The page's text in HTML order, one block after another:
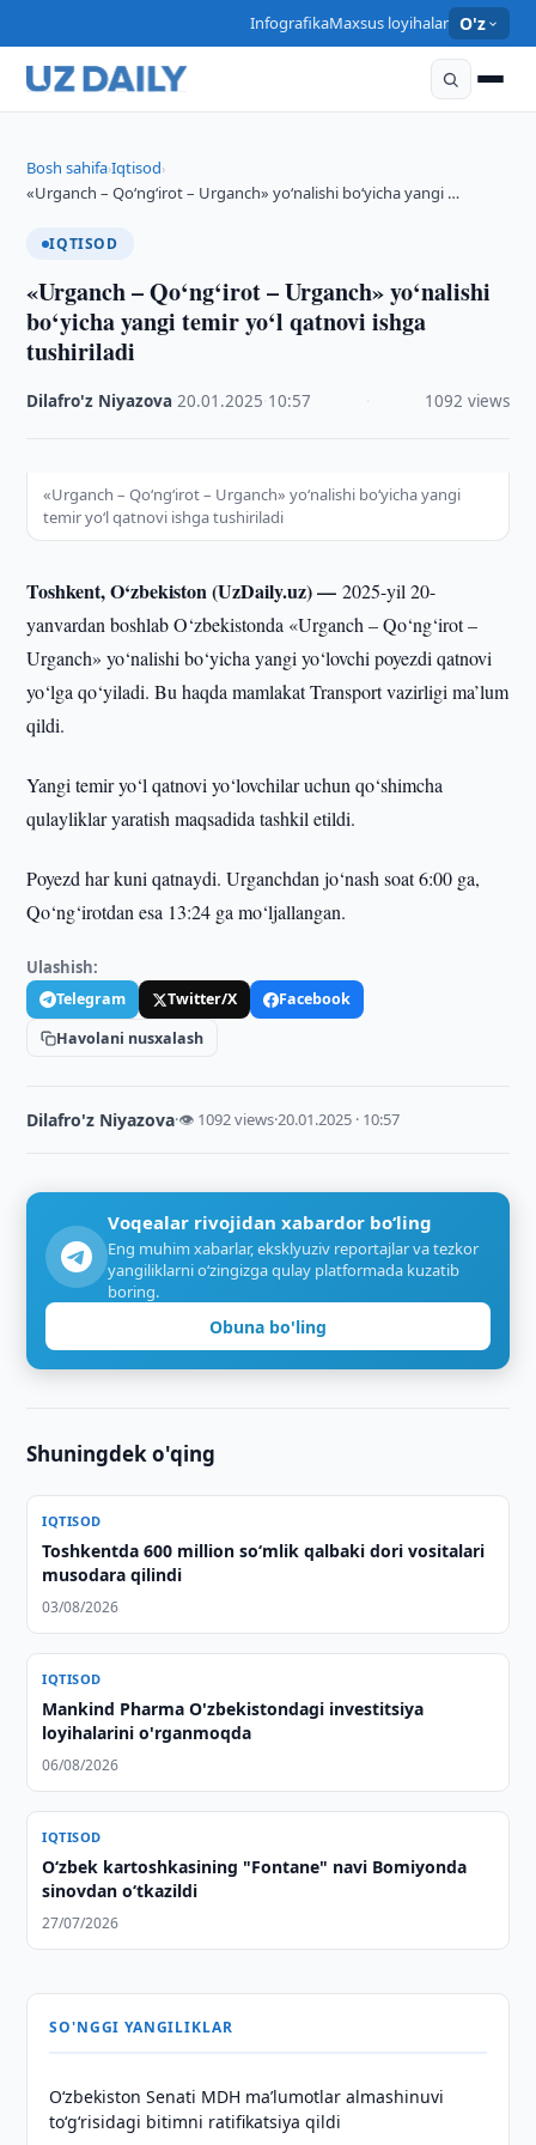
InfografikaMaxsus loyihalar O'z
Bosh sahifa›Iqtisod›
«Urganch – Qo‘ng‘irot – Urganch» yo‘nalishi bo‘yicha yangi …
IQTISOD
«Urganch – Qo‘ng‘irot – Urganch» yo‘nalishi
bo‘yicha yangi temir yo‘l qatnovi ishga
tushiriladi
Dilafro'z Niyazova ·20.01.2025 10:57 1092 views
«Urganch – Qo‘ng‘irot – Urganch» yo‘nalishi bo‘yicha yangi
temir yo‘l qatnovi ishga tushiriladi
Toshkent, O‘zbekiston (UzDaily.uz) —2025-yil 20-
yanvardan boshlab O‘zbekistonda «Urganch – Qo‘ng‘irot –
Urganch» yo‘nalishi bo‘yicha yangi yo‘lovchi poyezdi qatnovi
yo‘lga qo‘yiladi. Bu haqda mamlakat Transport vazirligi ma’lum
qildi.
Yangi temir yo‘l qatnovi yo‘lovchilar uchun qo‘shimcha
qulayliklar yaratish maqsadida tashkil etildi.
Poyezd har kuni qatnaydi. Urganchdan jo‘nash soat 6:00 ga,
Qo‘ng‘irotdan esa 13:24 ga mo‘ljallangan.
Ulashish:
Telegram Twitter/X
Facebook
Havolani nusxalash
Dilafro'z Niyazova·👁 1092 views·20.01.2025 · 10:57
Voqealar rivojidan xabardor bo‘ling
Eng muhim xabarlar, eksklyuziv reportajlar va tezkor
yangiliklarni o‘zingizga qulay platformada kuzatib
boring.
Obuna bo'ling
Shuningdek o'qing
IQTISOD
Toshkentda 600 million so‘mlik qalbaki dori vositalari
musodara qilindi
03/08/2026
IQTISOD
Mankind Pharma O'zbekistondagi investitsiya
loyihalarini o'rganmoqda
06/08/2026
IQTISOD
Oʻzbek kartoshkasining "Fontane" navi Bomiyonda
sinovdan oʻtkazildi
27/07/2026
SO'NGGI YANGILIKLAR
Oʻzbekiston Senati MDH maʼlumotlar almashinuvi
toʻgʻrisidagi bitimni ratifikatsiya qildi